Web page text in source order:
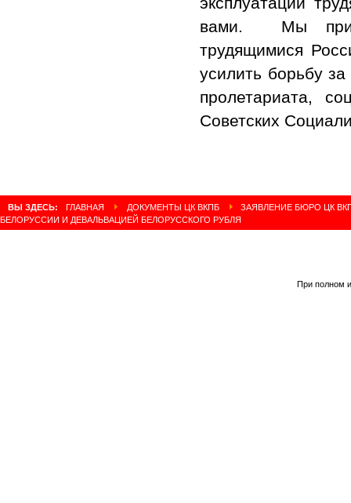
вами. Мы
трудящимися
усилить борьбу
пролетариата,
Советских
ВЫ ЗДЕСЬ: ГЛАВНАЯ ДОКУМЕНТЫ ЦК ВКПБ
ЗАЯВЛЕНИЕ БЮРО ЦК
БЕЛОРУССИИ И ДЕВАЛЬВАЦИЕЙ БЕЛОРУССКОГО РУБЛЯ
При полном